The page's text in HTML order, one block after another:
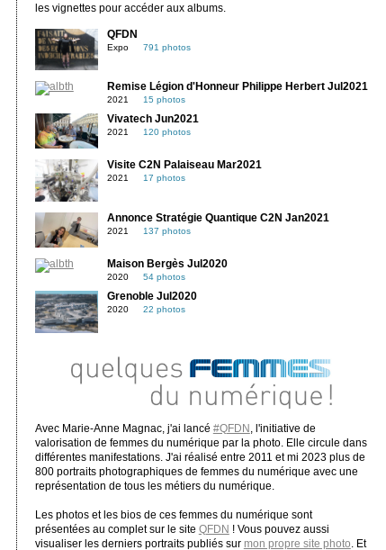
les vignettes pour accéder aux albums.
QFDN
Expo 791 photos
Remise Légion d'Honneur Philippe Herbert Jul2021
2021 15 photos
Vivatech Jun2021
2021 120 photos
Visite C2N Palaiseau Mar2021
2021 17 photos
Annonce Stratégie Quantique C2N Jan2021
2021 137 photos
Maison Bergès Jul2020
2020 54 photos
Grenoble Jul2020
2020 22 photos
Avec Marie-Anne Magnac, j'ai lancé #QFDN
, l'initiative de
valorisation de femmes du numérique par la photo. Elle circule dans
différentes manifestations. J'ai réalisé entre 2011 et mi 2023 plus de
800 portraits photographiques de femmes du numérique avec une
représentation de tous les métiers du numérique.
Les photos et les bios de ces femmes du numérique sont
présentées au complet sur le site QFDN ! Vous pouvez aussi
visualiser les derniers portraits publiés sur mon propre site photo . Et